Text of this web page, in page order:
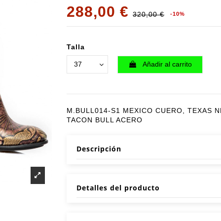
288,00 € 320,00 € -10%
Talla
Añadir al carrito
M.BULL014-S1 MEXICO CUERO, TEXAS
TACON BULL ACERO
Descripción
Detalles del producto